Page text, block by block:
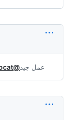
عمل جيد@octocat